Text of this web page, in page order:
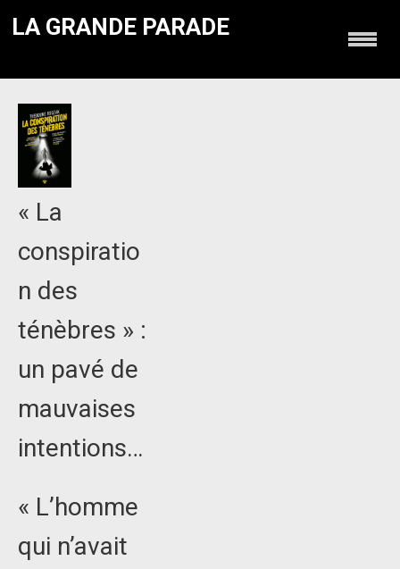
LA GRANDE PARADE
« La
conspiratio
n des
ténèbres » :
un pavé de
mauvaises
intentions…
« L’homme
qui n’avait